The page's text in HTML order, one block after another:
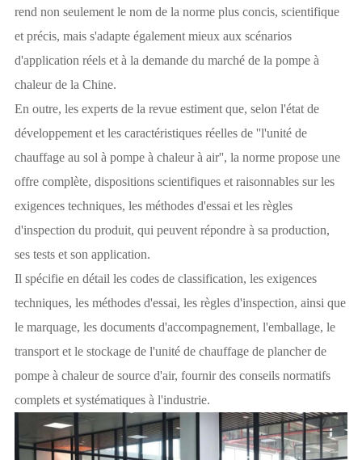
rend non seulement le nom de la norme plus concis, scientifique
et précis, mais s'adapte également mieux aux scénarios
d'application réels et à la demande du marché de la pompe à
chaleur de la Chine.
En outre, les experts de la revue estiment que, selon l'état de
développement et les caractéristiques réelles de ''l'unité de
chauffage au sol à pompe à chaleur à air'', la norme propose une
offre complète, dispositions scientifiques et raisonnables sur les
exigences techniques, les méthodes d'essai et les règles
d'inspection du produit, qui peuvent répondre à sa production,
ses tests et son application.
Il spécifie en détail les codes de classification, les exigences
techniques, les méthodes d'essai, les règles d'inspection, ainsi que
le marquage, les documents d'accompagnement, l'emballage, le
transport et le stockage de l'unité de chauffage de plancher de
pompe à chaleur de source d'air, fournir des conseils normatifs
complets et systématiques à l'industrie.